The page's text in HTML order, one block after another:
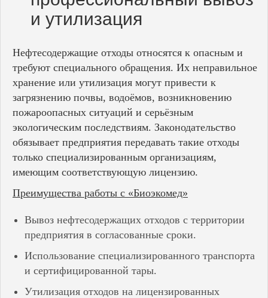
и утилизация
Нефтесодержащие отходы относятся к опасным и
требуют специального обращения. Их неправильное
хранение или утилизация могут привести к
загрязнению почвы, водоёмов, возникновению
пожароопасных ситуаций и серьёзным
экологическим последствиям. Законодательство
обязывает предприятия передавать такие отходы
только специализированным организациям,
имеющим соответствующую лицензию.
Преимущества работы с «Биоэкомед»
Вывоз нефтесодержащих отходов с территории
предприятия в согласованные сроки.
Использование специализированного транспорта
и сертифицированной тары.
Утилизация отходов на лицензированных